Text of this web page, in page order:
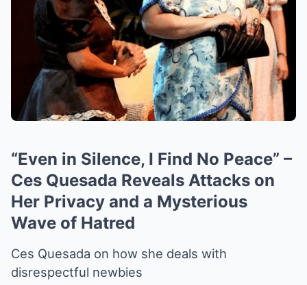
“Even in Silence, I Find No Peace” –
Ces Quesada Reveals Attacks on
Her Privacy and a Mysterious
Wave of Hatred
Ces Quesada on how she deals with
disrespectful newbies